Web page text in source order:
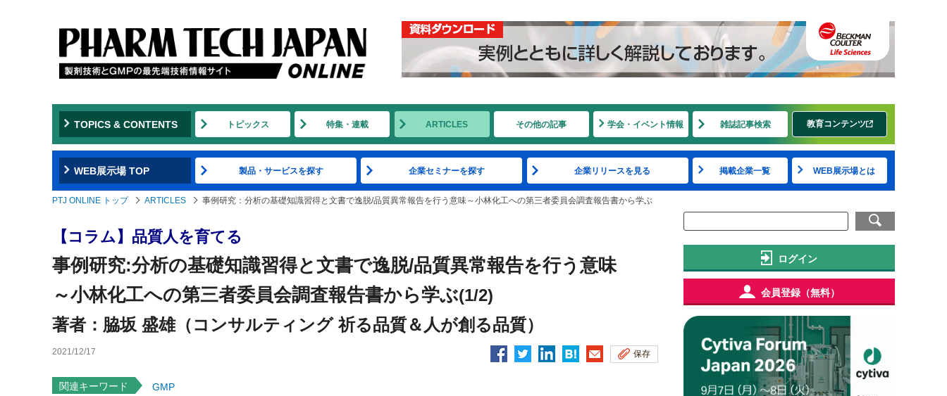
TOPICS & CONTENTS トピックス 特集・連載 ARTICLES その他の記事 学会・イベント情報 雑誌記事検索 教育コンテンツ
WEB展示場 TOP 製品・サービスを探す 企業セミナーを探す 企業リリースを見る 掲載企業一覧 WEB展示場とは
PTJ ONLINE トップ ARTICLES 事例研究：分析の基礎知識習得と文書で逸脱/品質異常報告を行う意味～小林化工への第三者委員会調査報告書から学ぶ
【コラム】品質人を育てる
事例研究:分析の基礎知識習得と文書で逸脱/品質異常報告を行う意味
～小林化工への第三者委員会調査報告書から学ぶ(1/2)
著者：脇坂 盛雄（コンサルティング 祈る品質＆人が創る品質）
2021/12/17 保存
関連キーワード GMP
ログイン
会員登録（無料）